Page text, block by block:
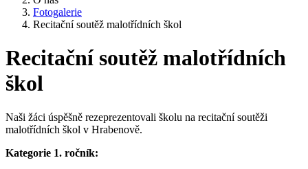
Fotogalerie
Recitační soutěž malotřídních škol
Recitační soutěž malotřídních
škol
Naši žáci úspěšně rezeprezentovali školu na recitační soutěži
malotřídních škol v Hrabenově.
Kategorie 1. ročník: